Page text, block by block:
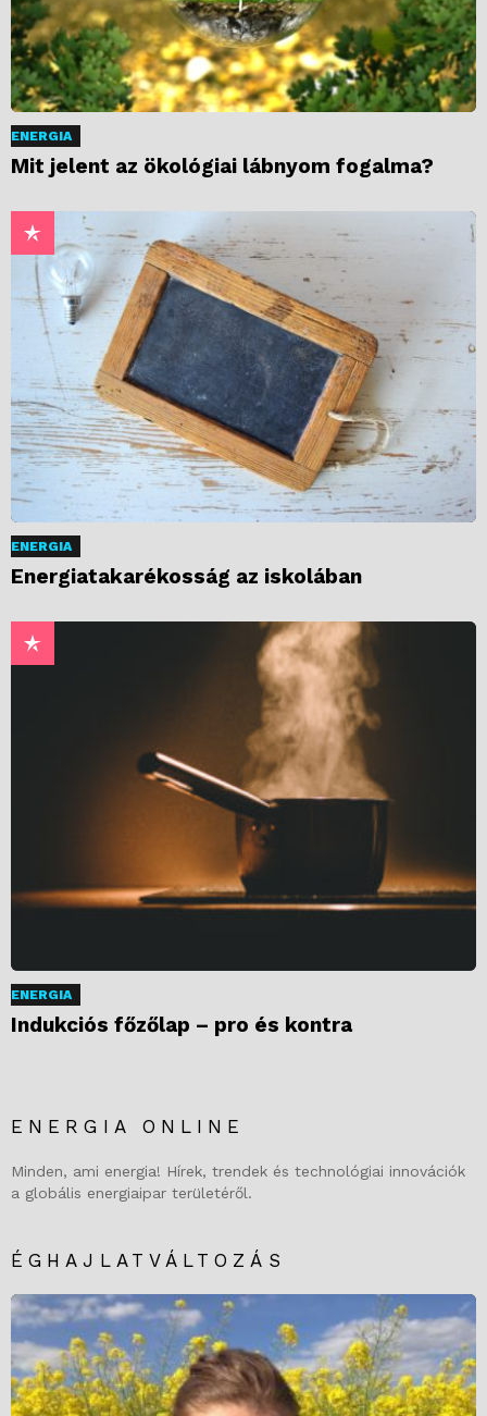
ENERGIA
Mit jelent az ökológiai lábnyom fogalma?
ENERGIA
Energiatakarékosság az iskolában
ENERGIA
Indukciós főzőlap – pro és kontra
ENERGIA ONLINE
Minden, ami energia! Hírek, trendek és technológiai innovációk
a globális energiaipar területéről.
ÉGHAJLATVÁLTOZÁS